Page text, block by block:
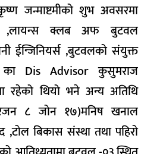
जन्माष्टमीको शुभ अवसरमा
,लायन्स क्लब अफ बुटवल
ईन्जिनियर्स ,बुटवलको संयुक्त
Dis Advisor कुसुमराज
रहेको थियो भने अन्य अतिथि
८ जोन १७)मनिष खनाल
,टोल बिकास संस्था तथा पहिरो